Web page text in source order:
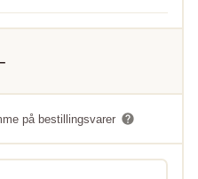
på bestillingsvarer